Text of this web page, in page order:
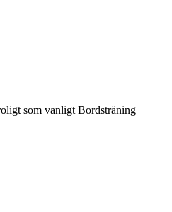
som vanligt Bordsträning